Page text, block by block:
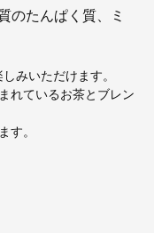
のたんぱく質、ミ
みいただけます。
れているお茶とブレン
す。